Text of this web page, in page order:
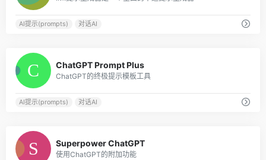
AI提示(prompts) 对话AI
ChatGPT Prompt Plus
ChatGPT的终极提示模板工具
AI提示(prompts) 对话AI
Superpower ChatGPT
使用ChatGPT的附加功能